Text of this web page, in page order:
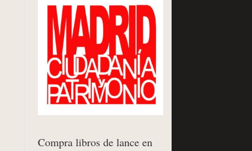
Compra libros de lance en